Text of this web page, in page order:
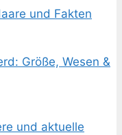
und Fakten
Größe, Wesen &
und aktuelle